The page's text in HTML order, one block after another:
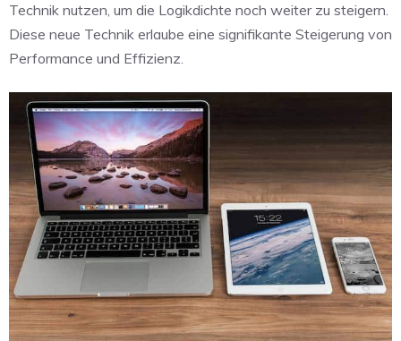
Technik nutzen, um die Logikdichte noch weiter zu steigern.
Diese neue Technik erlaube eine signifikante Steigerung von
Performance und Effizienz.